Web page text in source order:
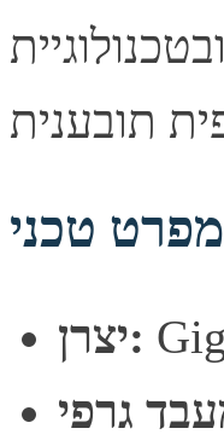
ובטכנולוגיית DLSS לביצועי גיימינג מרשימים. מתאים לגיימינג,
מפרט טכני
יצרן: